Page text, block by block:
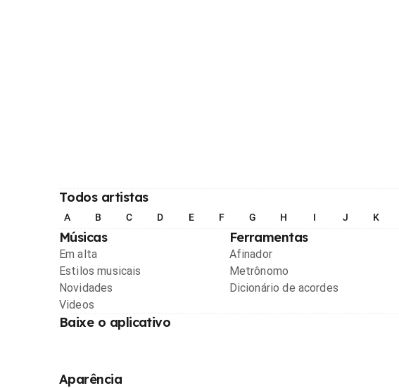
Todos artistas
A B C D E F G H I J K
Músicas
Em alta
Estilos musicais
Novidades
Videos
Ferramentas
Afinador
Metrônomo
Dicionário de acordes
Baixe o aplicativo
Aparência